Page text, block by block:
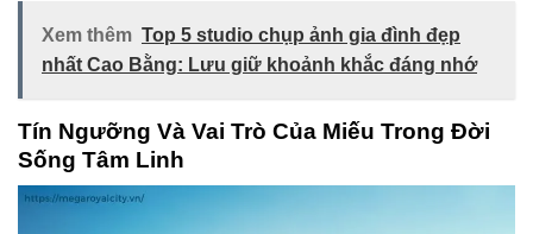
Xem thêm Top 5 studio chụp ảnh gia đình đẹp
nhất Cao Bằng: Lưu giữ khoảnh khắc đáng nhớ
Tín Ngưỡng Và Vai Trò Của Miếu Trong Đời
Sống Tâm Linh